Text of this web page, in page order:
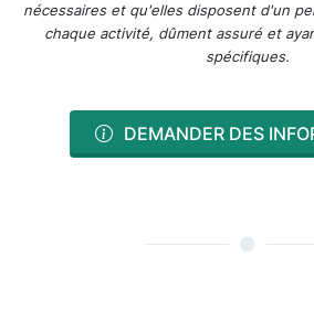
nécessaires et qu'elles disposent d'un
chaque activité, dûment assuré et
spécifiques.
DEMANDER DES